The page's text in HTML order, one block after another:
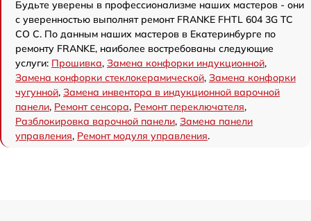
Будьте уверены в профессионализме наших мастеров - они
с уверенностью выполнят ремонт FRANKE FHTL 604 3G TC
CO C. По данным наших мастеров в Екатеринбурге по
ремонту FRANKE, наиболее востребованы следующие
услуги: Прошивка, Замена конфорки индукционной,
Замена конфорки стеклокерамической, Замена конфорки
чугунной, Замена инвентора в индукционной варочной
панели, Ремонт сенсора, Ремонт переключателя,
Разблокировка варочной панели, Замена панели
управления, Ремонт модуля управления.